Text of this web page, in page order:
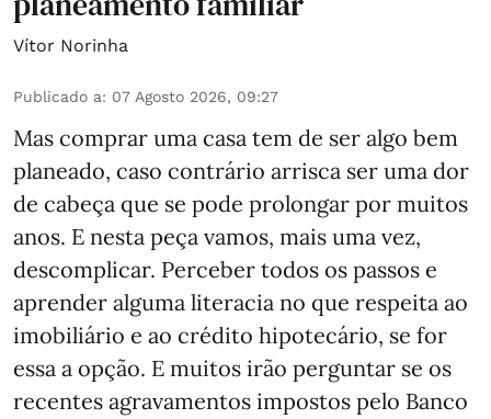
Vítor Norinha
Publicado a: 07 Agosto 2026, 09:27
Mas comprar uma casa tem de ser algo bem
planeado, caso contrário arrisca ser uma dor
de cabeça que se pode prolongar por muitos
anos. E nesta peça vamos, mais uma vez,
descomplicar. Perceber todos os passos e
aprender alguma literacia no que respeita ao
imobiliário e ao crédito hipotecário, se for
essa a opção. E muitos irão perguntar se os
recentes agravamentos impostos pelo Banco